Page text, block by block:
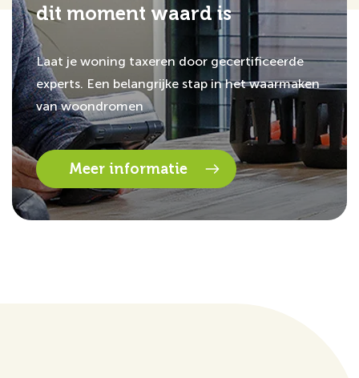
dit moment waard is
Laat je woning taxeren door gecertificeerde
experts. Een belangrijke stap in het waarmaken
van woondromen
Meer informatie